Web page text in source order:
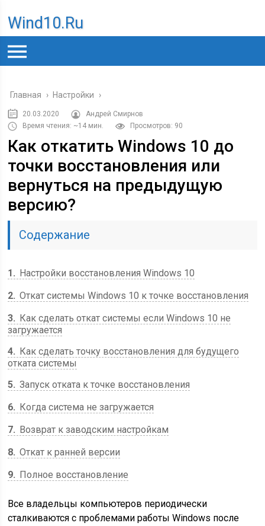
Wind10.ru
Главная › Настройки ›
20.03.2020
Андрей Смирнов
Время чтения: ~14 мин.
Просмотров: 90
Как откатить Windows 10 до
точки восстановления или
вернуться на предыдущую
версию?
Содержание
1
Настройки восстановления Windows 10
2 Откат системы Windows 10 к точке восстановления
3
Как сделать откат системы если Windows 10 не
загружается
4
Как сделать точку восстановления для будущего
отката системы
5 Запуск отката к точке восстановления
6
Когда система не загружается
7
Возврат к заводским настройкам
8 Откат к ранней версии
9
Полное восстановление
Все владельцы компьютеров периодически
сталкиваются с проблемами работы Windows после